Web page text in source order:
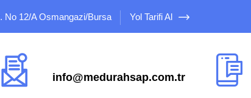
No 12/A Osmangazi/Bursa Yol Tarifi Al
info@medurahsap.com.tr